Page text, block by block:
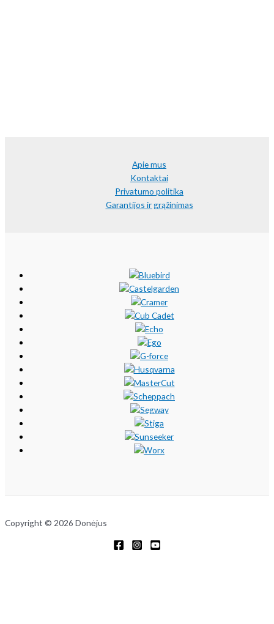
Apie mus
Kontaktai
Privatumo politika
Garantijos ir grąžinimas
Copyright © 2026 Donėjus